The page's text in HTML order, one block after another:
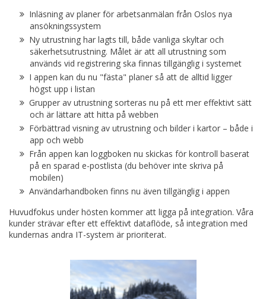
Inläsning av planer för arbetsanmälan från Oslos nya
ansökningssystem
Ny utrustning har lagts till, både vanliga skyltar och
säkerhetsutrustning. Målet är att all utrustning som
används vid registrering ska finnas tillgänglig i systemet
I appen kan du nu "fästa" planer så att de alltid ligger
högst upp i listan
Grupper av utrustning sorteras nu på ett mer effektivt sätt
och är lättare att hitta på webben
Förbättrad visning av utrustning och bilder i kartor – både i
app och webb
Från appen kan loggboken nu skickas för kontroll baserat
på en sparad e-postlista (du behöver inte skriva på
mobilen)
Användarhandboken finns nu även tillgänglig i appen
Huvudfokus under hösten kommer att ligga på integration. Våra
kunder strävar efter ett effektivt dataflöde, så integration med
kundernas andra IT-system är prioriterat.